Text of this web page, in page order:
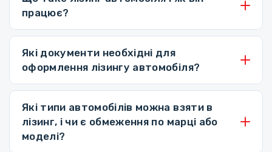
працює?
Які документи необхідні для
оформлення лізингу автомобіля?
Які типи автомобілів можна взяти в
лізинг, і чи є обмеження по марці або
моделі?